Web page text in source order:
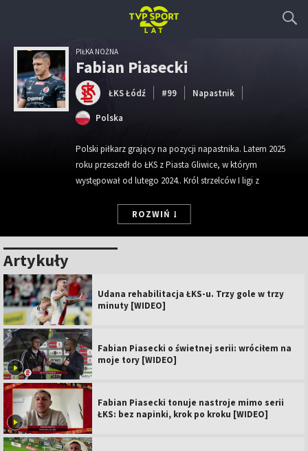
PIŁKA NOŻNA
Fabian Piasecki
ŁKS Łódź #99 Napastnik
Polska
Polski piłkarz grający na pozycji napastnika. Latem 2025
roku przeszedł do ŁKS z Piasta Gliwice, w którym
występował od lutego 2024.. Król strzelców I ligi z
Sosnowiec. W trakcie kariery grał również w barwach
Śląska Wrocław i Rakowa Częstochowa, z którym
Wzrost:
186 cm
Waga: 77 kg
ROZWIŃ
Artykuły
Udana rehabilitacja ŁKS-u. Trzy gole w trzy
minuty [WIDEO]
Fabian Piasecki o świetnej serii: wróciłem na
moje tory [WIDEO]
Fabian Piasecki tonuje nastroje mimo serii
ŁKS: bez napinki, krok po kroku [WIDEO]